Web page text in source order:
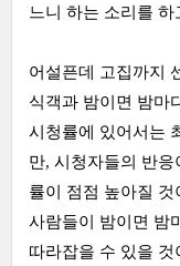
느니 하는 소리를 하
어설픈데 고집까지
식객과 밤이면 밤마
시청률에 있어서는
만, 시청자들의 반
률이 점점 높아질
사람들이 밤이면 밤
따라잡을 수 있을 것